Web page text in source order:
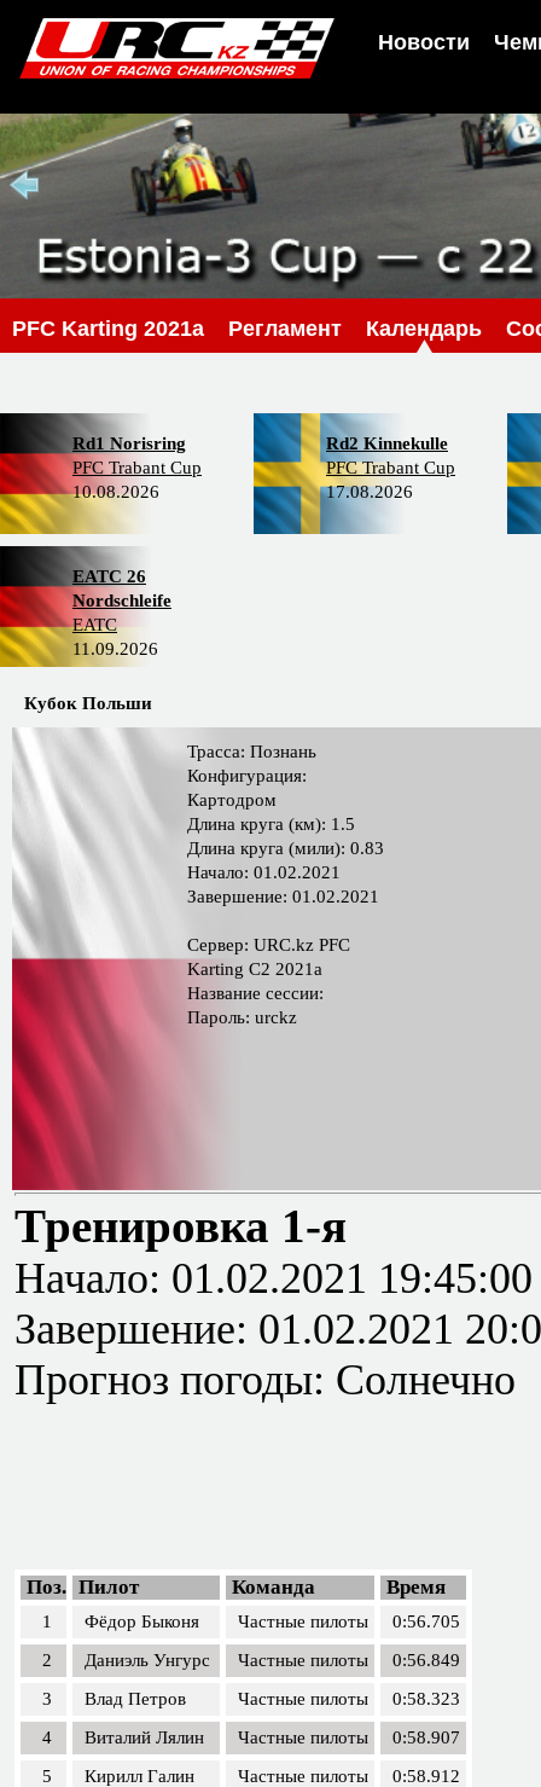
Новости
PFС Karting 2021a Регламент Календарь
Rd1 Norisring
PFC Trabant Cup
10.08.2026
Rd2 Kinnekulle
PFC Trabant Cup
17.08.2026
EATC 26
Nordschleife
EATC
11.09.2026
Кубок Польши
Трасса: Познань
Конфигурация:
Картодром
Длина круга (км): 1.5
Длина круга (мили): 0.83
Начало: 01.02.2021
Завершение: 01.02.2021
Сервер: URC.kz PFС
Karting C2 2021a
Название сессии:
Пароль: urckz
Тренировка 1-я
Начало: 01.02.2021 19:45:00
Завершение: 01.02.2021
Прогноз погоды: Солнечно
Поз. Пилот Команда Время
1 Фёдор Быконя Частные пилоты
0:56.705
2
Даниэль Унгурс Частные пилоты
0:56.849
3
Влад Петров Частные пилоты
0:58.323
4
Виталий Лялин Частные пилоты
0:58.907
5
Кирилл Галин Частные пилоты
0:58.912